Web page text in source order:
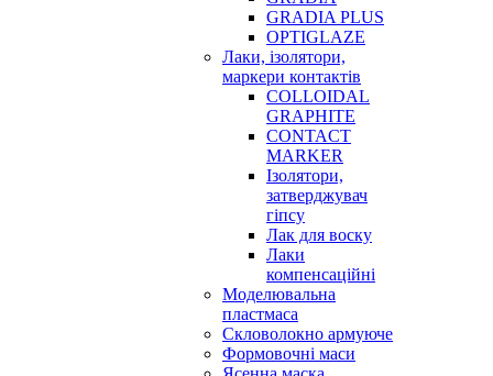
GRADIA PLUS
OPTIGLAZE
Лаки, ізолятори,
маркери контактів
COLLOIDAL
GRAPHITE
CONTACT
MARKER
Ізолятори,
затверджувач
гіпсу
Лак для воску
Лаки
компенсаційні
Моделювальна
пластмаса
Скловолокно армуюче
Формовочні маси